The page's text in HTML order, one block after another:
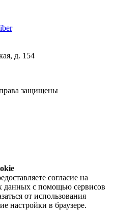
д. 154
защищены
согласие на
данных с помощью сервисов
от использования
настройки в браузере.